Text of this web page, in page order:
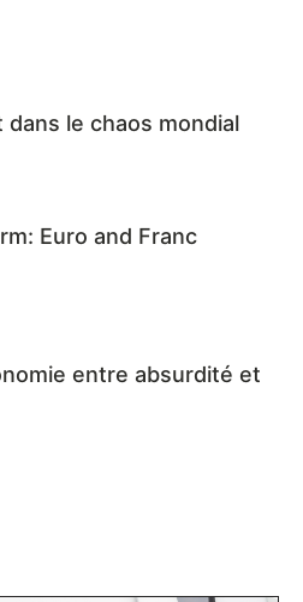
le chaos mondial
Euro and Franc
entre absurdité et